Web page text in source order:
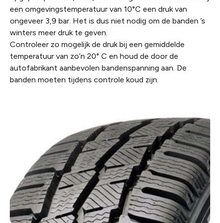
een omgevingstemperatuur van 10°C een druk van
ongeveer 3,9 bar. Het is dus niet nodig om de banden ’s
winters meer druk te geven.
Controleer zo mogelijk de druk bij een gemiddelde
temperatuur van zo’n 20° C en houd de door de
autofabrikant aanbevolen bandenspanning aan. De
banden moeten tijdens controle koud zijn.